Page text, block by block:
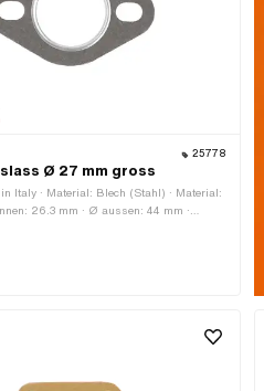
25778
Ø 27 mm gross
Italy · Material: Blech (Stahl) · Material:
26.3 mm · Ø aussen: 44 mm ·